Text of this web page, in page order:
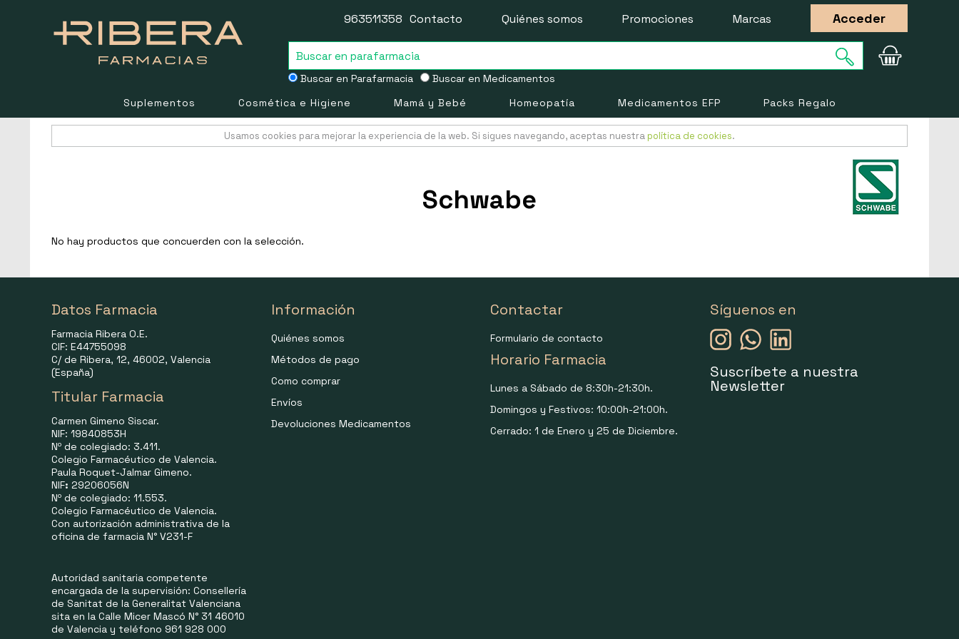
Buscar en Parafarmacia Buscar en Medicamentos
963511358 Contacto Quiénes somos Promociones Marcas Acceder
Suplementos Cosmética e Higiene Mamá y Bebé Homeopatía Medicamentos EFP Packs Regalo
Usamos cookies para mejorar la experiencia de la web. Si sigues navegando, aceptas nuestra política de cookies.
Schwabe
No hay productos que concuerden con la selección.
Datos Farmacia
Farmacia Ribera O.E.
CIF: E44755098
C/ de Ribera, 12, 46002, Valencia
(España)
Titular Farmacia
Carmen Gimeno Siscar.
NIF: 19840853H
Nº de colegiado: 3.411.
Colegio Farmacéutico de Valencia.
Paula Roquet-Jalmar Gimeno.
NIF: 29206056N
Nº de colegiado: 11.553.
Colegio Farmacéutico de Valencia.
Con autorización administrativa de la
oficina de farmacia N° V231-F
Autoridad sanitaria competente
encargada de la supervisión: Consellería
de Sanitat de la Generalitat Valenciana
sita en la Calle Micer Mascó N° 31 46010
de Valencia y teléfono 961 928 000
Información
Quiénes somos
Métodos de pago
Como comprar
Envíos
Devoluciones Medicamentos
Contactar
Formulario de contacto
Horario Farmacia
Lunes a Sábado de 8:30h-21:30h.
Domingos y Festivos: 10:00h-21:00h.
Cerrado: 1 de Enero y 25 de Diciembre.
Síguenos en
Suscríbete a nuestra
Newsletter